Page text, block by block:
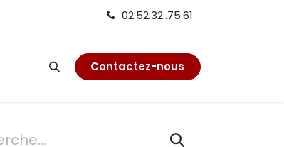
02.52.32..75.61
Contactez-nous